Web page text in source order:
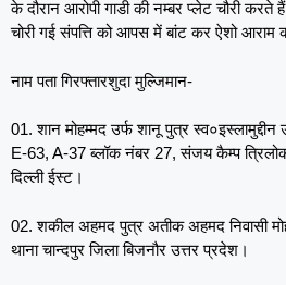
के दौरान आरोपी गाडी की नम्बर प्लेट चौरी
चोरी गई संपत्ति को आपस में बांट कर ऐशो आराम
नाम पता गिरफ्तारशुदा मुल्जिमान-
01. शान मोहम्मद उर्फ शानू पुत्र
E-63, A-37 ब्लॉक नंबर 27, संजय कैम्प
दिल्ली ईस्ट।
02. शकील अहमद पुत्र अतीक अहमद निवासी
थाना चान्दपुर जिला बिजनौर उत्तर प्रदेश।